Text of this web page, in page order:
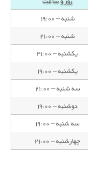
شنبه – ۱۹:۰۰
شنبه – ۲۱:۰۰
یکشنبه – ۲۱:۰۰
یکشنبه – ۱۹:۰۰
سه شنبه – ۲۱:۰۰
دوشنبه – ۱۹:۰۰
سه شنبه – ۱۹:۰۰
چهارشنبه – ۲۱:۰۰